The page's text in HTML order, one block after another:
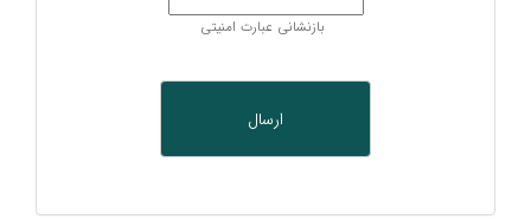
بازنشانی عبارت امنیتی